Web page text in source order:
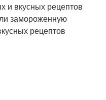
и вкусных рецептов